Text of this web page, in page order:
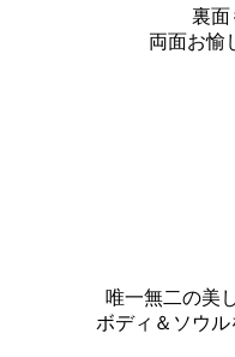
裏面
両面お愉
唯一無二の美
ボディ＆ソウ